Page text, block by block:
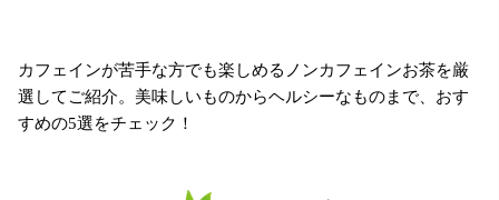
カフェインが苦手な方でも楽しめるノンカフェインお茶を厳
選してご紹介。美味しいものからヘルシーなものまで、おす
すめの5選をチェック！